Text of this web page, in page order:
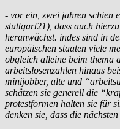
- vor ein, zwei jahren schien
stuttgart21), dass auch
heranwächst. indes sind in
europäischen staaten viele
obgleich alleine beim thema
arbeitslosenzahlen hinaus
minijobber, alte und
schätzen sie generell die
protestformen halten sie für
denken sie, dass die